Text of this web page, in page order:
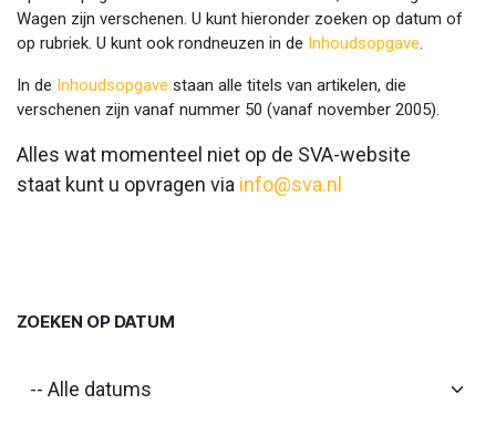
Wagen zijn verschenen. U kunt hieronder zoeken op datum of
op rubriek. U kunt ook rondneuzen in de Inhoudsopgave.
In de Inhoudsopgave staan alle titels van artikelen, die
verschenen zijn vanaf nummer 50 (vanaf november 2005).
Alles wat momenteel niet op de SVA-website
staat kunt u opvragen via info@sva.nl
ZOEKEN OP DATUM